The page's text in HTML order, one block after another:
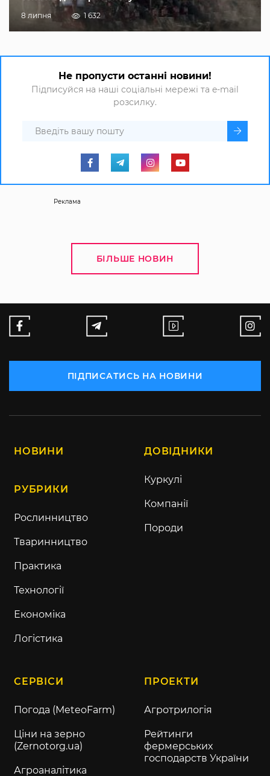
8 липня 1 632
Не пропусти останні новини!
Підписуйся на наші соціальні мережі та e-mail
розсилку.
Реклама
БІЛЬШЕ НОВИН
ПІДПИСАТИСЬ НА НОВИНИ
НОВИНИ
РУБРИКИ
Рослинництво
Тваринництво
Практика
Технології
Економіка
Логістика
ДОВІДНИКИ
Куркулі
Компанії
Породи
СЕРВІСИ
Погода (MeteoFarm)
Ціни на зерно
(Zernotorg.ua)
Агроаналітика
ПРОЕКТИ
Агротрилогія
Рейтинги
фермерських
господарств України